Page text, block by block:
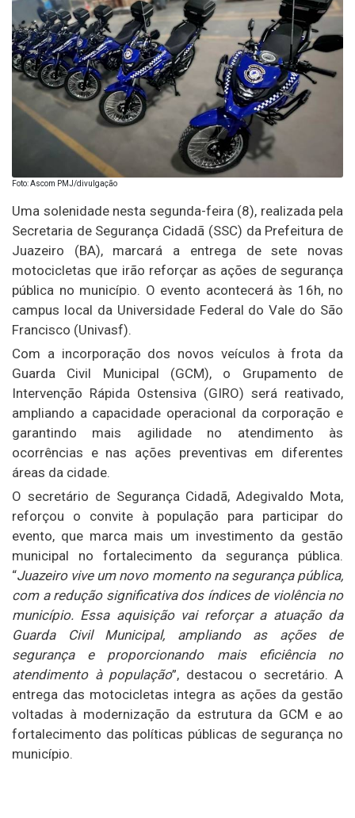
Foto: Ascom PMJ/divulgação
Uma solenidade nesta segunda-feira (8), realizada pela
Secretaria de Segurança Cidadã (SSC) da Prefeitura de
Juazeiro (BA), marcará a entrega de sete novas
motocicletas que irão reforçar as ações de segurança
pública no município. O evento acontecerá às 16h, no
campus local da Universidade Federal do Vale do São
Francisco (Univasf).
Com a incorporação dos novos veículos à frota da
Guarda Civil Municipal (GCM), o Grupamento de
Intervenção Rápida Ostensiva (GIRO) será reativado,
ampliando a capacidade operacional da corporação e
garantindo mais agilidade no atendimento às
ocorrências e nas ações preventivas em diferentes
áreas da cidade.
O secretário de Segurança Cidadã, Adegivaldo Mota,
reforçou o convite à população para participar do
evento, que marca mais um investimento da gestão
municipal no fortalecimento da segurança pública.
“Juazeiro vive um novo momento na segurança pública,
com a redução significativa dos índices de violência no
município. Essa aquisição vai reforçar a atuação da
Guarda Civil Municipal, ampliando as ações de
segurança e proporcionando mais eficiência no
atendimento à população”, destacou o secretário. A
entrega das motocicletas integra as ações da gestão
voltadas à modernização da estrutura da GCM e ao
fortalecimento das políticas públicas de segurança no
município.